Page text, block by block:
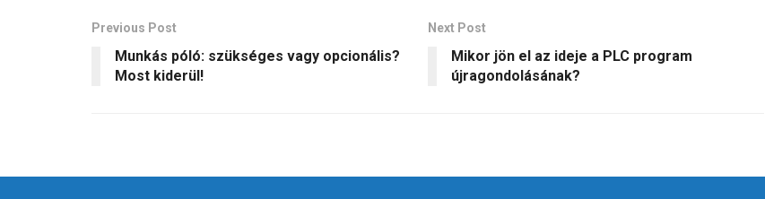
Previous Post
Munkás póló: szükséges vagy opcionális?
Most kiderül!
Next Post
Mikor jön el az ideje a PLC program
újragondolásának?